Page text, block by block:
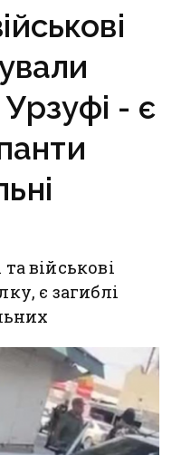
- є
військові
є загиблі